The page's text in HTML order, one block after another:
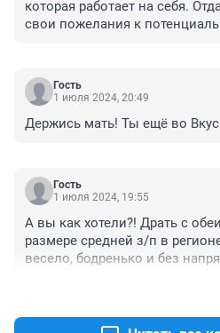
которая работает на себя.
свои пожелания к
себя прилично, чтобы
звонка риэлтора с
найма. Ттт, за десять лет - не
отсеивает еще на этапе
своим ключом» НЕ шастаю,
живут до тех пор, пока свою
никто не гонит.
Гость
1 июля 2024, 20:49
Держись мать! Ты ещё во
Гость
1 июля 2024, 19:55
А вы как хотели?! Драть с
размере средней з/п в
весело, бодренько и без
Прозвучит по-детсадовски